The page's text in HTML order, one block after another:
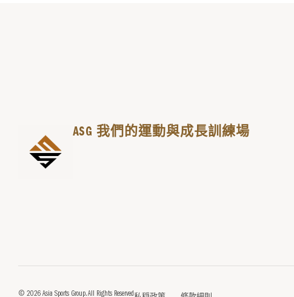
ASG 我們的運動與成長訓練場
© 2026 Asia Sports Group. All Rights Reserved